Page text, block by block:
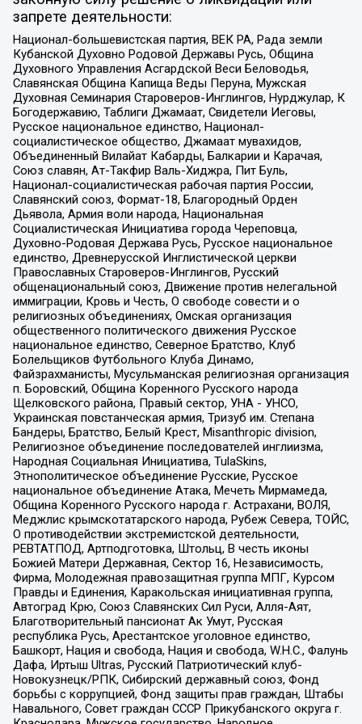
запрете деятельности:
Национал-большевистская партия, ВЕК РА, Рада земли
Кубанской Духовно Родовой Державы Русь, Община
Духовного Управления Асгардской Веси Беловодья,
Славянская Община Капища Веды Перуна, Мужская
Духовная Семинария Староверов-Инглингов, Нурджулар, К
Богодержавию, Таблиги Джамаат, Свидетели Иеговы,
Русское национальное единство, Национал-
социалистическое общество, Джамаат мувахидов,
Объединенный Вилайат Кабарды, Балкарии и Карачая,
Союз славян, Ат-Такфир Валь-Хиджра, Пит Буль,
Национал-социалистическая рабочая партия России,
Славянский союз, Формат-18, Благородный Орден
Дьявола, Армия воли народа, Национальная
Социалистическая Инициатива города Череповца,
Духовно-Родовая Держава Русь, Русское национальное
единство, Древнерусской Инглистической церкви
Православных Староверов-Инглингов, Русский
общенациональный союз, Движение против нелегальной
иммиграции, Кровь и Честь, О свободе совести и о
религиозных объединениях, Омская организация
общественного политического движения Русское
национальное единство, Северное Братство, Клуб
Болельщиков Футбольного Клуба Динамо,
Файзрахманисты, Мусульманская религиозная организация
п. Боровский, Община Коренного Русского народа
Щелковского района, Правый сектор, УНА - УНСО,
Украинская повстанческая армия, Тризуб им. Степана
Бандеры, Братство, Белый Крест, Misanthropic division,
Религиозное объединение последователей инглиизма,
Народная Социальная Инициатива, TulaSkins,
Этнополитическое объединение Русские, Русское
национальное объединение Атака, Мечеть Мирмамеда,
Община Коренного Русского народа г. Астрахани, ВОЛЯ,
Меджлис крымскотатарского народа, Рубеж Севера, ТОЙС,
О противодействии экстремистской деятельности,
РЕВТАТПОД, Артподготовка, Штольц, В честь иконы
Божией Матери Державная, Сектор 16, Независимость,
Фирма, Молодежная правозащитная группа МПГ, Курсом
Правды и Единения, Каракольская инициативная группа,
Автоград Крю, Союз Славянских Сил Руси, Алля-Аят,
Благотворительный пансионат Ак Умут, Русская
республика Русь, Арестантское уголовное единство,
Башкорт, Нация и свобода, Нация и свобода, W.H.С., Фалунь
Дафа, Иртыш Ultras, Русский Патриотический клуб-
Новокузнецк/РПК, Сибирский державный союз, Фонд
борьбы с коррупцией, Фонд защиты прав граждан, Штабы
Навального, Совет граждан СССР Прикубанского округа г.